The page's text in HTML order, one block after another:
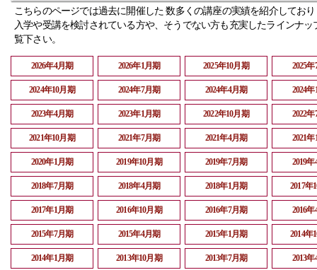
こちらのページでは過去に開催した 数多くの講座の実績を紹介してお
入学や受講を検討されている方や、そうでない方も充実したラインナッ
覧下さい。
2026年4月期 2026年1月期 2025年10月期 2025
2024年10月期 2024年7月期 2024年4月期 2024
2023年4月期 2023年1月期 2022年10月期 2022
2021年10月期 2021年7月期 2021年4月期 2021
2020年1月期 2019年10月期 2019年7月期 2019
2018年7月期 2018年4月期 2018年1月期 2017年
2017年1月期 2016年10月期 2016年7月期 2016
2015年7月期 2015年4月期 2015年1月期 2014年
2014年1月期 2013年10月期 2013年7月期 2013